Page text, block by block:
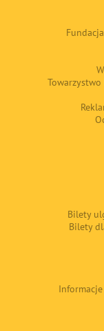
Bilety
Bilety